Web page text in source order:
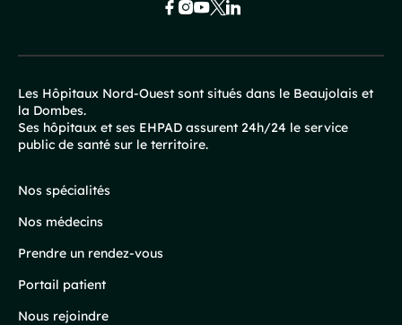
Pied
de
page
Les Hôpitaux Nord-Ouest sont situés dans le Beaujolais et
la Dombes.
Ses hôpitaux et ses EHPAD assurent 24h/24 le service
public de santé sur le territoire.
Nos spécialités
Nos médecins
Prendre un rendez-vous
Portail patient
Nous rejoindre